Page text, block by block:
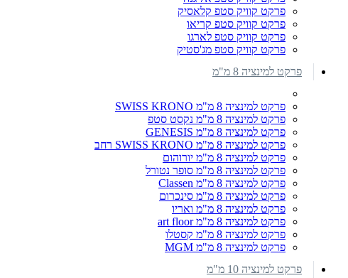
פרקט קוויק סטפ קלאסיק
פרקט קוויק סטפ קריאו
פרקט קוויק סטפ לארגו
פרקט קוויק סטפ מג'סטיק
פרקט למינציה 8 מ"מ
פרקט למינציה 8 מ"מ SWISS KRONO
פרקט למינציה 8 מ"מ נקסט סטפ
פרקט למינציה 8 מ"מ GENESIS
פרקט למינציה 8 מ"מ SWISS KRONO רחב
פרקט למינציה 8 מ"מ יורוהום
פרקט למינציה 8 מ"מ סופר נטורל
פרקט למינציה 8 מ"מ Classen
פרקט למינציה 8 מ"מ סינכרום
פרקט למינציה 8 מ"מ ואריו
פרקט למינציה 8 מ"מ art floor
פרקט למינציה 8 מ"מ קסטלו
פרקט למינציה 8 מ"מ MGM
פרקט למינציה 10 מ"מ